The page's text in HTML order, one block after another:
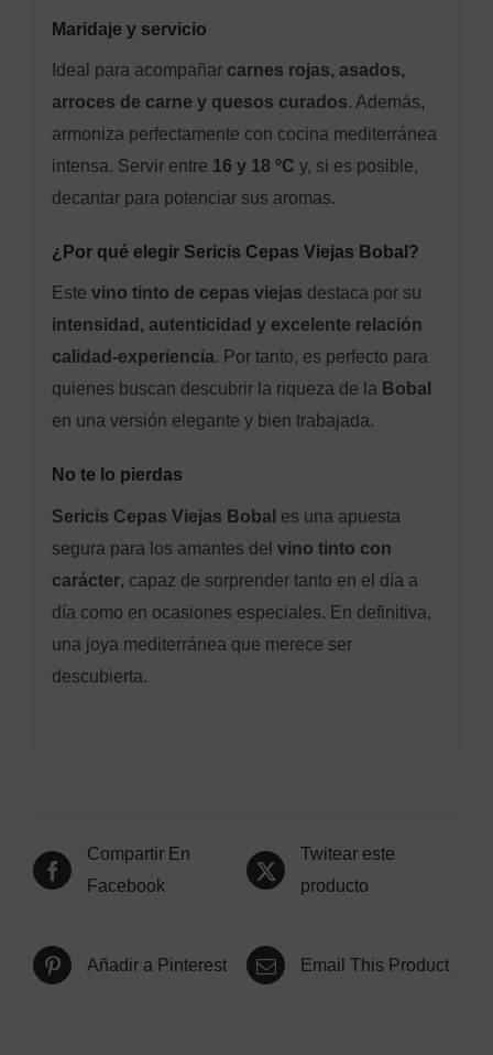
Maridaje y servicio
Ideal para acompañar carnes rojas, asados,
arroces de carne y quesos curados. Además,
armoniza perfectamente con cocina mediterránea
intensa. Servir entre 16 y 18 ºC y, si es posible,
decantar para potenciar sus aromas.
¿Por qué elegir Sericis Cepas Viejas Bobal?
Este vino tinto de cepas viejas destaca por su
intensidad, autenticidad y excelente relación
calidad-experiencia. Por tanto, es perfecto para
quienes buscan descubrir la riqueza de la Bobal
en una versión elegante y bien trabajada.
No te lo pierdas
Sericis Cepas Viejas Bobal es una apuesta
segura para los amantes del vino tinto con
carácter, capaz de sorprender tanto en el día a
día como en ocasiones especiales. En definitiva,
una joya mediterránea que merece ser
descubierta.
Compartir En
Facebook
Twitear este
producto
Añadir a Pinterest Email This Product